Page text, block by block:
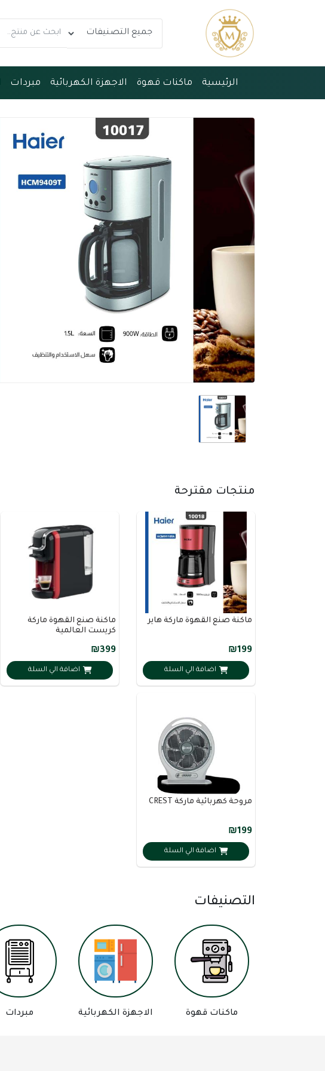
الرئيسية ماكنات قهوة الاجهزة الكهربائية مبردات
منتجات مقترحة
ماكنة صنع القهوة ماركة هاير
₪199
اضافة الي السلة
ماكنة صنع القهوة ماركة
كريست العالمية
₪399
اضافة الي السلة
مروحة كهربائية ماركة CREST
₪199
اضافة الي السلة
التصنيفات
ماكنات قهوة الاجهزة الكهربائية مبردات